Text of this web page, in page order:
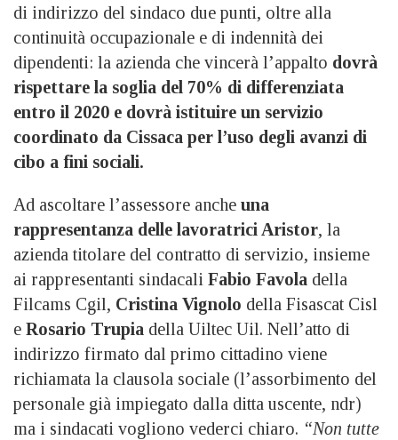
di indirizzo del sindaco due punti, oltre alla
continuità occupazionale e di indennità dei
dipendenti: la azienda che vincerà l’appalto dovrà
rispettare la soglia del 70% di differenziata
entro il 2020 e dovrà istituire un servizio
coordinato da Cissaca per l’uso degli avanzi di
cibo a fini sociali.
Ad ascoltare l’assessore anche una
rappresentanza delle lavoratrici Aristor, la
azienda titolare del contratto di servizio, insieme
ai rappresentanti sindacali Fabio Favola della
Filcams Cgil, Cristina Vignolo della Fisascat Cisl
e Rosario Trupia della Uiltec Uil. Nell’atto di
indirizzo firmato dal primo cittadino viene
richiamata la clausola sociale (l’assorbimento del
personale già impiegato dalla ditta uscente, ndr)
ma i sindacati vogliono vederci chiaro. “Non tutte